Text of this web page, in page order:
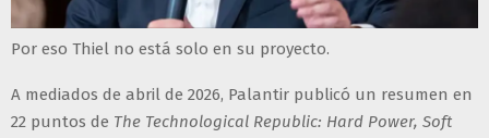
Por eso Thiel no está solo en su proyecto.
A mediados de abril de 2026, Palantir publicó un resumen en
22 puntos de The Technological Republic: Hard Power, Soft